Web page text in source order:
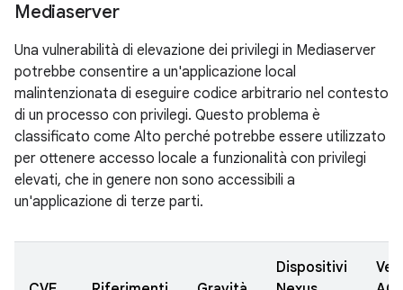
Mediaserver
Una vulnerabilità di elevazione dei privilegi in Mediaserver
potrebbe consentire a un'applicazione local
malintenzionata di eseguire codice arbitrario nel contesto
di un processo con privilegi. Questo problema è
classificato come Alto perché potrebbe essere utilizzato
per ottenere accesso locale a funzionalità con privilegi
elevati, che in genere non sono accessibili a
un'applicazione di terze parti.
Dispositivi